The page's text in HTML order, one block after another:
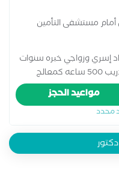
أمام مستشفى التأمين
إسري وزواجي خبره سنوات
طويله في ممارسة العلاج النفسي ،وتدريب 500 ساعه كمعالج
الجذور بمدارس التحليل
مدرسة العلاج الجدلي
متخصص في العلاج
ارشاد اسري وزواجي
النفسيين العرب
مواعيد الحجز
محدد